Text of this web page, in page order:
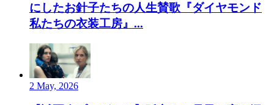
にしたお針子たちの人生賛歌『ダイヤモンド
私たちの衣装工房』...
2 May, 2026